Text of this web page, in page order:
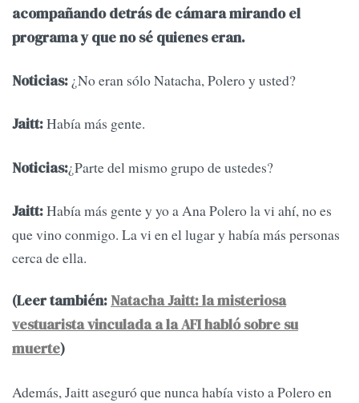
acompañando detrás de cámara mirando el
programa y que no sé quienes eran.
Noticias: ¿No eran sólo Natacha, Polero y usted?
Jaitt:Había más gente.
Noticias:¿Parte del mismo grupo de ustedes?
Jaitt:Había más gente y yo a Ana Polero la vi ahí, no es
que vino conmigo. La vi en el lugar y había más personas
cerca de ella.
(Leer también: Natacha Jaitt: la misteriosa
vestuarista vinculada a la AFI habló sobre su
muerte)
Además, Jaitt aseguró que nunca había visto a Polero en